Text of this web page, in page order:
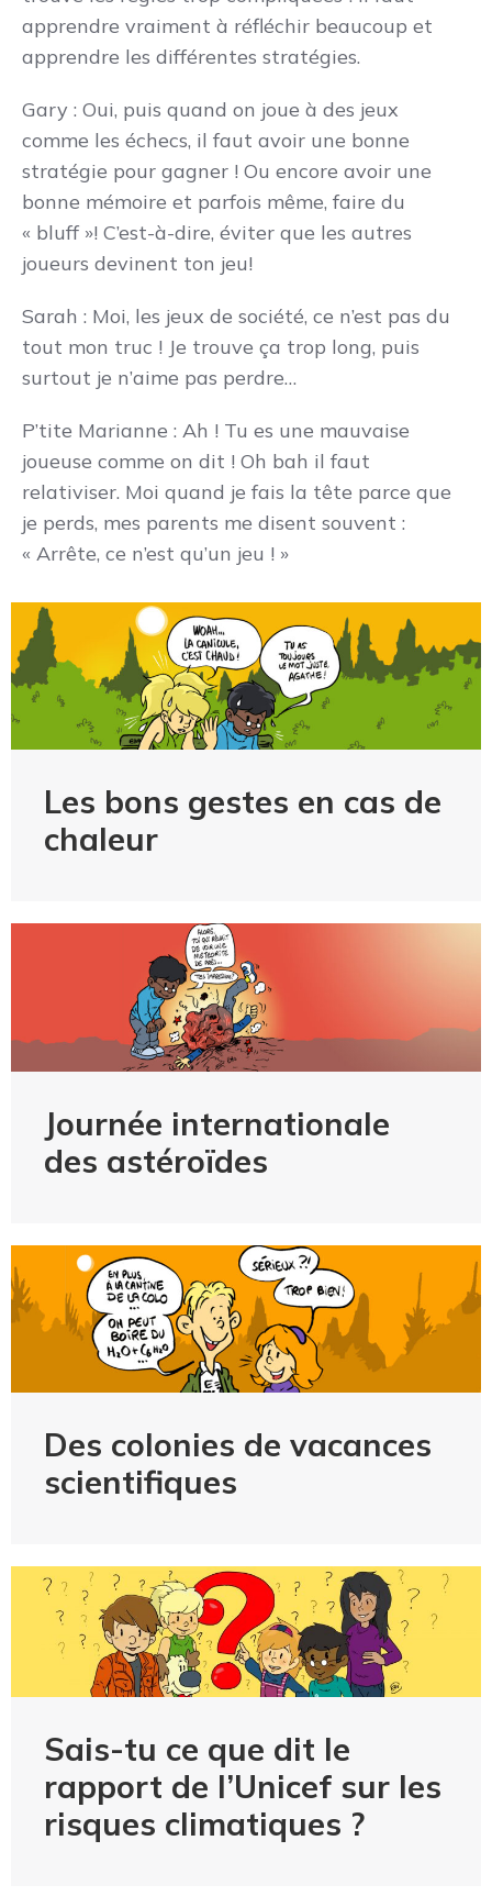
apprendre vraiment à réfléchir beaucoup et
apprendre les différentes stratégies.
Gary : Oui, puis quand on joue à des jeux
comme les échecs, il faut avoir une bonne
stratégie pour gagner ! Ou encore avoir une
bonne mémoire et parfois même, faire du
« bluff »! C’est-à-dire, éviter que les autres
joueurs devinent ton jeu!
Sarah : Moi, les jeux de société, ce n’est pas du
tout mon truc ! Je trouve ça trop long, puis
surtout je n’aime pas perdre…
P’tite Marianne : Ah ! Tu es une mauvaise
joueuse comme on dit ! Oh bah il faut
relativiser. Moi quand je fais la tête parce que
je perds, mes parents me disent souvent :
« Arrête, ce n’est qu’un jeu ! »
Les bons gestes en cas de
chaleur
Journée internationale
des astéroïdes
Des colonies de vacances
scientifiques
Sais-tu ce que dit le
rapport de l’Unicef sur les
risques climatiques ?